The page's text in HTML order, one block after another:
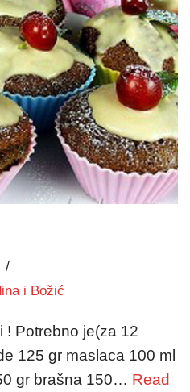
i Božić
! Potrebno je(za 12
125 gr maslaca 100 ml
gr brašna 150… Read